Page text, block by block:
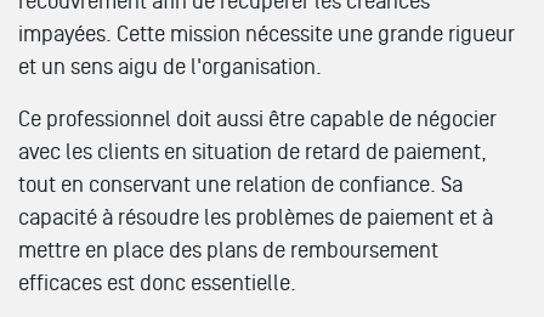
impayées. Cette mission nécessite une grande rigueur
et un sens aigu de l'organisation.
Ce professionnel doit aussi être capable de négocier
avec les clients en situation de retard de paiement,
tout en conservant une relation de confiance. Sa
capacité à résoudre les problèmes de paiement et à
mettre en place des plans de remboursement
efficaces est donc essentielle.